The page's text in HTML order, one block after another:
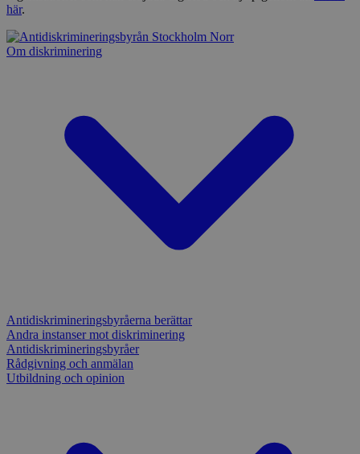
här.
Om diskriminering
Antidiskrimineringsbyråerna berättar
Andra instanser mot diskriminering
Antidiskrimineringsbyråer
Rådgivning och anmälan
Utbildning och opinion